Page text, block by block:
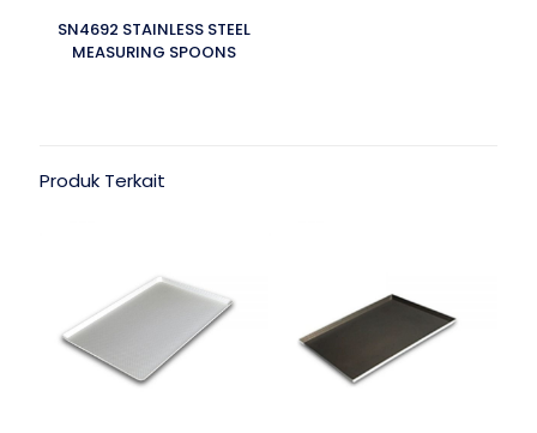
SN4692 STAINLESS STEEL
MEASURING SPOONS
Produk Terkait